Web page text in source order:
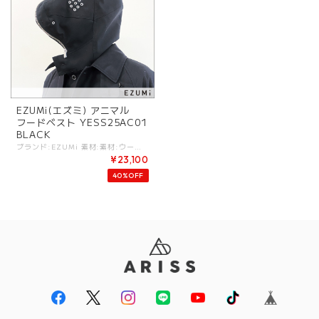
EZUMi(エズミ) アニマル
フードベスト YESS25AC01
BLACK
¥23,100
40%OFF